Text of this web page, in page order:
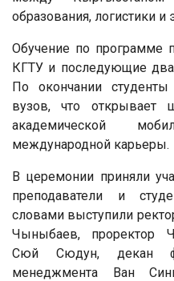
образования, логистики
Обучение по программе
КГТУ и последующие два
По окончании
вузов, что открывает
академической
международной карьеры.
В церемонии приняли
преподаватели и
словами выступили
Чыныбаев, проректор
Сюй Сюдун, декан
менеджмента Ван